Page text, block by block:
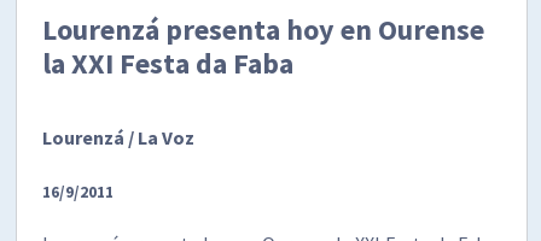
Lourenzá presenta hoy en Ourense
la XXI Festa da Faba
Lourenzá / La Voz
16/9/2011